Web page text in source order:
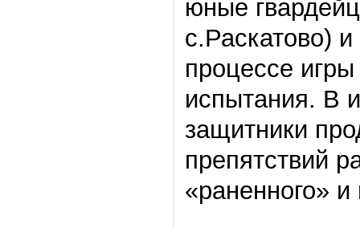
юные
с.Раскатово)
процессе
испытания. В
защитники
препятствий
«раненного» и